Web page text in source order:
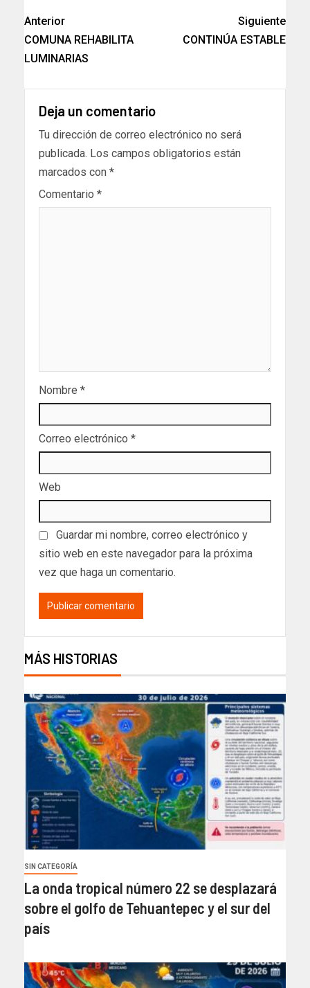
Anterior
COMUNA REHABILITA
LUMINARIAS
Siguiente
CONTINÚA ESTABLE
Deja un comentario
Tu dirección de correo electrónico no será
publicada. Los campos obligatorios están
marcados con *
Comentario *
Nombre *
Correo electrónico *
Web
Guardar mi nombre, correo electrónico y
sitio web en este navegador para la próxima
vez que haga un comentario.
MÁS HISTORIAS
SIN CATEGORÍA
La onda tropical número 22 se desplazará
sobre el golfo de Tehuantepec y el sur del
país